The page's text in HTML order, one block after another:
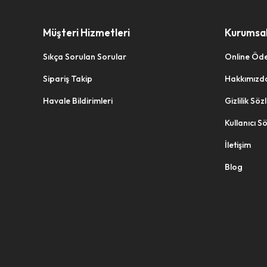
Müşteri Hizmetleri
Sıkça Sorulan Sorular
Sipariş Takip
Havale Bildirimleri
Online
Gizlilik
Kullanıcı
İletişim
Blog